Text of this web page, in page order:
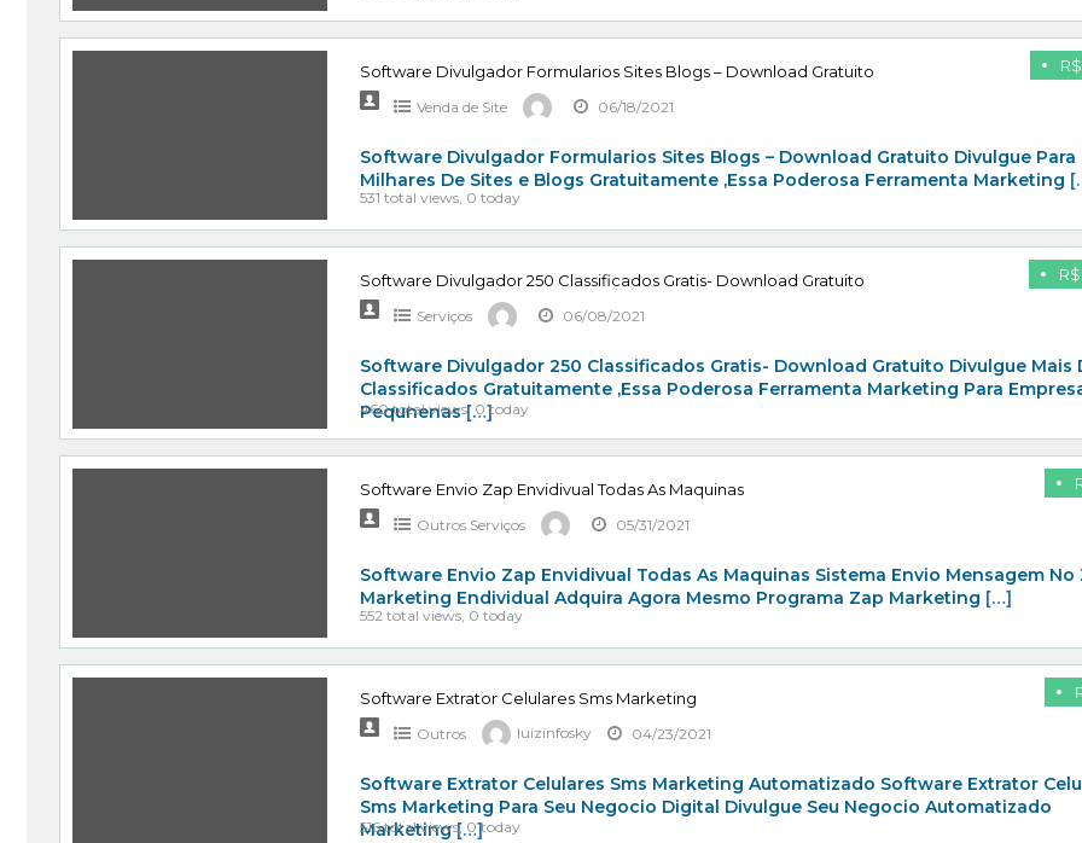
Software Divulgador Formularios Sites Blogs – Download Gratuito
Venda de Site 06/18/2021
Software Divulgador Formularios Sites Blogs – Download Gratuito Divulgue Para
Milhares De Sites e Blogs Gratuitamente ,Essa Poderosa Ferramenta Marketing
531 total views, 0 today
Software Divulgador 250 Classificados Gratis- Download Gratuito
Serviços 06/08/2021
Software Divulgador 250 Classificados Gratis- Download Gratuito Divulgue Mais
Classificados Gratuitamente ,Essa Poderosa Ferramenta Marketing Para
Pequnenas[…]
460 total views, 0 today
Software Envio Zap Envidivual Todas As Maquinas
Outros Serviços 05/31/2021
Software Envio Zap Envidivual Todas As Maquinas Sistema Envio Mensagem No
Marketing Endividual Adquira Agora Mesmo Programa Zap Marketing […]
552 total views, 0 today
Software Extrator Celulares Sms Marketing
Outros luizinfosky 04/23/2021
Software Extrator Celulares Sms Marketing Automatizado Software Extrator
Sms Marketing Para Seu Negocio Digital Divulgue Seu Negocio Automatizado
Marketing[…]
516 total views, 0 today